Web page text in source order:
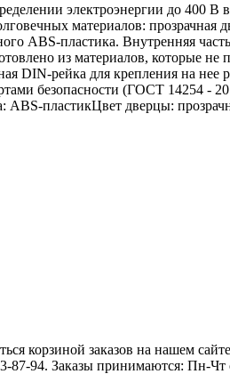
электроэнергии до 400
материалов: прозрачная
ABS-пластика. Внутренняя
из материалов, которые
DIN-рейка для крепления на
безопасности (ГОСТ 14254 -
ABS-пластикЦвет дверцы:
корзиной заказов на нашем
87-94. Заказы принимаются: Пн-Чт